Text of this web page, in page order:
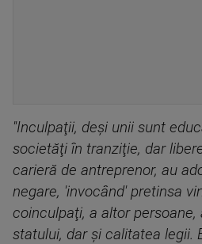
''Inculpaţii, deşi unii sunt
societăţi în tranziţie, dar
carieră de antreprenor, au
negare, 'invocând' pretinsa
coinculpaţi, a altor persoane,
statului, dar şi calitatea legii.